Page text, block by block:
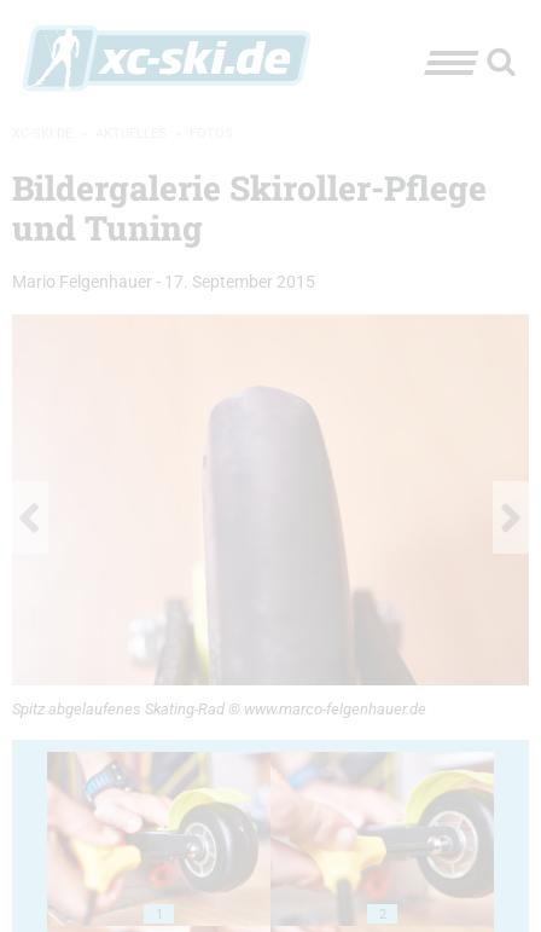
Bildergalerie Skiroller-Pflege
und Tuning
Mario Felgenhauer - 17. September 2015
Spitz abgelaufenes Skating-Rad © www.marco-felgenhauer.de
1 2